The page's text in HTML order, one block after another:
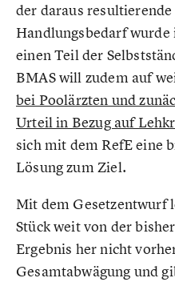
der daraus
Handlungsbedarf
einen Teil der
BMAS will zudem auf
bei Poolärzten und
Urteil in Bezug auf
sich mit dem RefE eine
Lösung zum Ziel.
Mit dem Gesetzentwurf
Stück weit von der
Ergebnis her nicht
Gesamtabwägung und